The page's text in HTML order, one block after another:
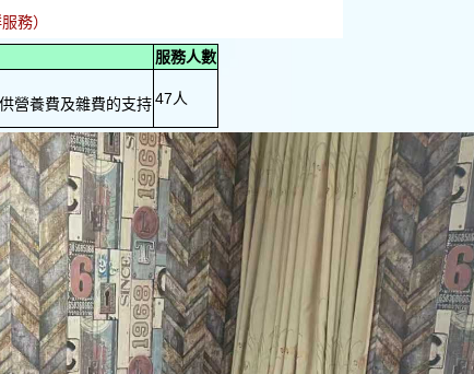
務）
服務人數
營養費及雜費的支持47人